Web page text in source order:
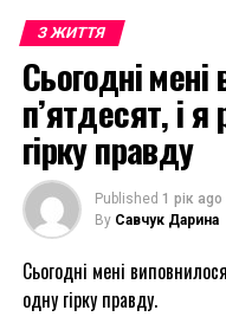
З ЖИТТЯ
Сьогодні
п’ятдесят, і я
гірку правду
Published 1 рік ago
By Савчук Дарина
Сьогодні мені
одну гірку правду.